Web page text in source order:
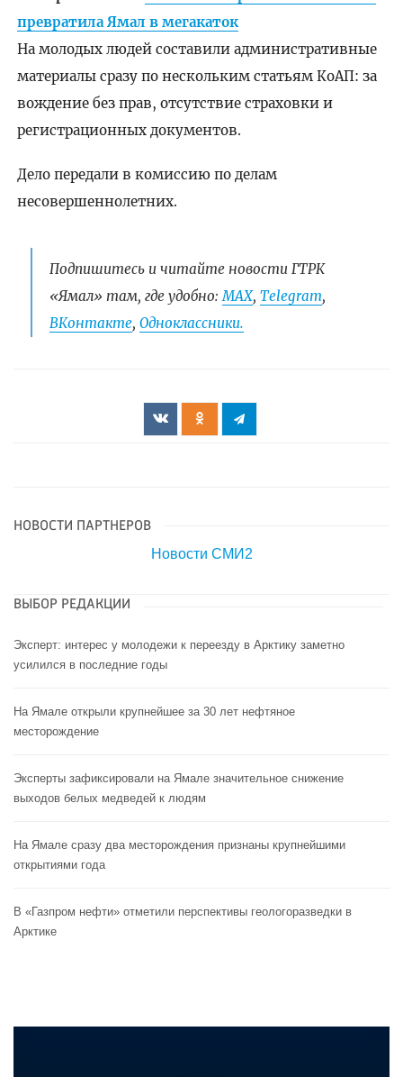
превратила Ямал в мегакаток
На молодых людей составили административные
материалы сразу по нескольким статьям КоАП: за
вождение без прав, отсутствие страховки и
регистрационных документов.
Дело передали в комиссию по делам
несовершеннолетних.
Подпишитесь и читайте новости ГТРК
«Ямал» там, где удобно:МАХ, Telegram,
ВКонтакте, Одноклассники.
НОВОСТИ ПАРТНЕРОВ
Новости СМИ2
ВЫБОР РЕДАКЦИИ
Эксперт: интерес у молодежи к переезду в Арктику заметно
усилился в последние годы
На Ямале открыли крупнейшее за 30 лет нефтяное
месторождение
Эксперты зафиксировали на Ямале значительное снижение
выходов белых медведей к людям
На Ямале сразу два месторождения признаны крупнейшими
открытиями года
В «Газпром нефти» отметили перспективы геологоразведки в
Арктике